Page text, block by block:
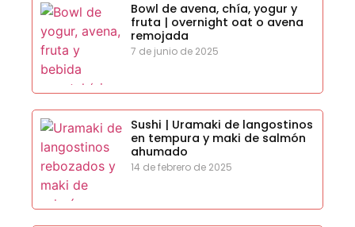
Bowl de avena, chía, yogur y
fruta | overnight oat o avena
remojada
7 de junio de 2025
Sushi | Uramaki de langostinos
en tempura y maki de salmón
ahumado
14 de febrero de 2025